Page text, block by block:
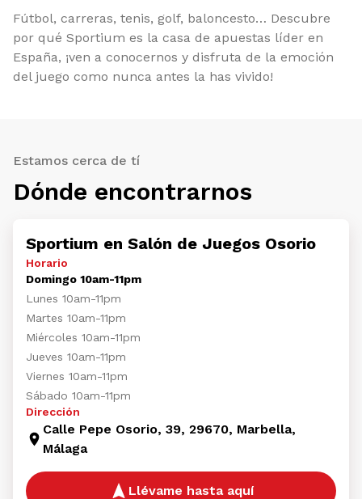
Fútbol, carreras, tenis, golf, baloncesto… Descubre
por qué Sportium es la casa de apuestas líder en
España, ¡ven a conocernos y disfruta de la emoción
del juego como nunca antes la has vivido!
Estamos cerca de tí
Dónde encontrarnos
Sportium en Salón de Juegos Osorio
Horario
Domingo 10am-11pm
Lunes 10am-11pm
Martes 10am-11pm
Miércoles 10am-11pm
Jueves 10am-11pm
Viernes 10am-11pm
Sábado 10am-11pm
Dirección
Calle Pepe Osorio, 39, 29670, Marbella,
Málaga
Llévame hasta aquí